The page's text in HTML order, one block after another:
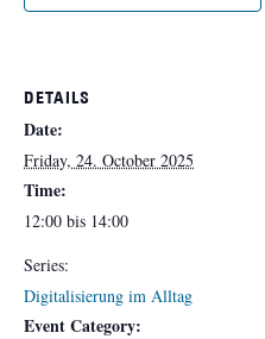
DETAILS
Date:
Friday, 24. October 2025
Time:
12:00 bis 14:00
Series:
Digitalisierung im Alltag
Event Category: